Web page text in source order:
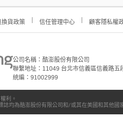
換貨政策 信任管理中心 顧客隱私權
公司名稱：酷澎股份有限公司
聯繫地址：11049 台北市信義區信義路五
統編：91002999
利。
誌均為酷澎股份有限公司和/或其在美國和其他國